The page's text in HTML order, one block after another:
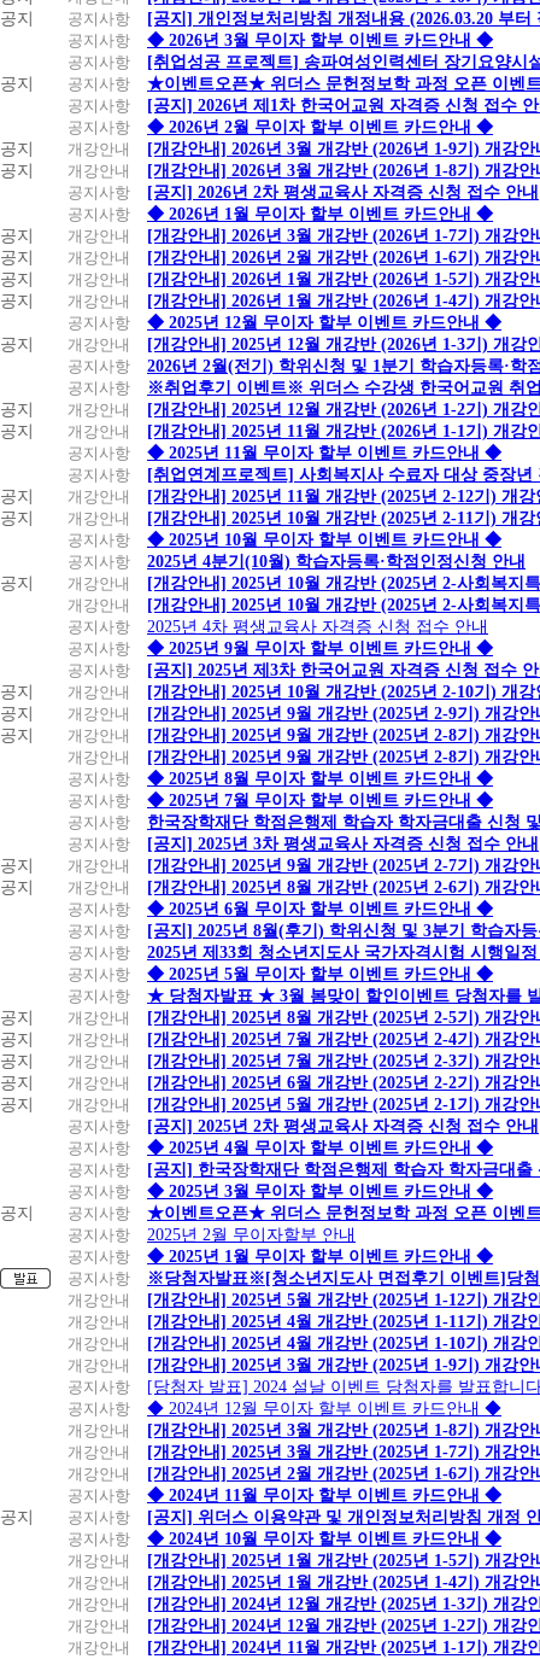
공지
공지사항
[공지] 개인정보처리방침 개정내용 (2026.03.20 부터
공지사항
◆ 2026년 3월 무이자 할부 이벤트 카드안내 ◆
공지사항
[취업성공 프로젝트] 송파여성인력센터 장기요양시
공지
공지사항
★이벤트오픈★ 위더스 문헌정보학 과정 오픈 이벤
공지사항
[공지] 2026년 제1차 한국어교원 자격증 신청 접수
공지사항
◆ 2026년 2월 무이자 할부 이벤트 카드안내 ◆
공지
개강안내
[개강안내] 2026년 3월 개강반 (2026년 1-9기) 개강안
공지
개강안내
[개강안내] 2026년 3월 개강반 (2026년 1-8기) 개강안
공지사항
[공지] 2026년 2차 평생교육사 자격증 신청 접수 안내
공지사항
◆ 2026년 1월 무이자 할부 이벤트 카드안내 ◆
공지
개강안내
[개강안내] 2026년 3월 개강반 (2026년 1-7기) 개강안
공지
개강안내
[개강안내] 2026년 2월 개강반 (2026년 1-6기) 개강안
공지
개강안내
[개강안내] 2026년 1월 개강반 (2026년 1-5기) 개강안
공지
개강안내
[개강안내] 2026년 1월 개강반 (2026년 1-4기) 개강안
공지사항
◆ 2025년 12월 무이자 할부 이벤트 카드안내 ◆
공지
개강안내
[개강안내] 2025년 12월 개강반 (2026년 1-3기) 개강
공지사항
2026년 2월(전기) 학위신청 및 1분기 학습자등록·학
공지사항
※취업후기 이벤트※ 위더스 수강생 한국어교원 취
공지
개강안내
[개강안내] 2025년 12월 개강반 (2026년 1-2기) 개강
공지
개강안내
[개강안내] 2025년 11월 개강반 (2026년 1-1기) 개강
공지사항
◆ 2025년 11월 무이자 할부 이벤트 카드안내 ◆
공지사항
[취업연계프로젝트] 사회복지사 수료자 대상 중장
공지
개강안내
[개강안내] 2025년 11월 개강반 (2025년 2-12기) 개강
공지
개강안내
[개강안내] 2025년 10월 개강반 (2025년 2-11기) 개강
공지사항
◆ 2025년 10월 무이자 할부 이벤트 카드안내 ◆
공지사항
2025년 4분기(10월) 학습자등록·학점인정신청 안내
공지
개강안내
[개강안내] 2025년 10월 개강반 (2025년 2-사회복지
개강안내
[개강안내] 2025년 10월 개강반 (2025년 2-사회복지
공지사항
2025년 4차 평생교육사 자격증 신청 접수 안내
공지사항
◆ 2025년 9월 무이자 할부 이벤트 카드안내 ◆
공지사항
[공지] 2025년 제3차 한국어교원 자격증 신청 접수
공지
개강안내
[개강안내] 2025년 10월 개강반 (2025년 2-10기) 개강
공지
개강안내
[개강안내] 2025년 9월 개강반 (2025년 2-9기) 개강안
공지
개강안내
[개강안내] 2025년 9월 개강반 (2025년 2-8기) 개강안
개강안내
[개강안내] 2025년 9월 개강반 (2025년 2-8기) 개강안
공지사항
◆ 2025년 8월 무이자 할부 이벤트 카드안내 ◆
공지사항
◆ 2025년 7월 무이자 할부 이벤트 카드안내 ◆
공지사항
한국장학재단 학점은행제 학습자 학자금대출 신청
공지사항
[공지] 2025년 3차 평생교육사 자격증 신청 접수 안내
공지
개강안내
[개강안내] 2025년 9월 개강반 (2025년 2-7기) 개강안
공지
개강안내
[개강안내] 2025년 8월 개강반 (2025년 2-6기) 개강안
공지사항
◆ 2025년 6월 무이자 할부 이벤트 카드안내 ◆
공지사항
[공지] 2025년 8월(후기) 학위신청 및 3분기 학습자
공지사항
2025년 제33회 청소년지도사 국가자격시험 시행일
공지사항
◆ 2025년 5월 무이자 할부 이벤트 카드안내 ◆
공지사항
★ 당첨자발표 ★ 3월 봄맞이 할인이벤트 당첨자를
공지
개강안내
[개강안내] 2025년 8월 개강반 (2025년 2-5기) 개강안
공지
개강안내
[개강안내] 2025년 7월 개강반 (2025년 2-4기) 개강안
공지
개강안내
[개강안내] 2025년 7월 개강반 (2025년 2-3기) 개강안
공지
개강안내
[개강안내] 2025년 6월 개강반 (2025년 2-2기) 개강안
공지
개강안내
[개강안내] 2025년 5월 개강반 (2025년 2-1기) 개강안
공지사항
[공지] 2025년 2차 평생교육사 자격증 신청 접수 안내
공지사항
◆ 2025년 4월 무이자 할부 이벤트 카드안내 ◆
공지사항
[공지] 한국장학재단 학점은행제 학습자 학자금대출
공지사항
◆ 2025년 3월 무이자 할부 이벤트 카드안내 ◆
공지
공지사항
★이벤트오픈★ 위더스 문헌정보학 과정 오픈 이벤
공지사항
2025년 2월 무이자할부 안내
공지사항
◆ 2025년 1월 무이자 할부 이벤트 카드안내 ◆
공지사항
※당첨자발표※[청소년지도사 면접후기 이벤트]당
개강안내
[개강안내] 2025년 5월 개강반 (2025년 1-12기) 개강
개강안내
[개강안내] 2025년 4월 개강반 (2025년 1-11기) 개강
개강안내
[개강안내] 2025년 4월 개강반 (2025년 1-10기) 개강
개강안내
[개강안내] 2025년 3월 개강반 (2025년 1-9기) 개강안
공지사항
[당첨자 발표] 2024 설날 이벤트 당첨자를 발표합니
공지사항
◆ 2024년 12월 무이자 할부 이벤트 카드안내 ◆
개강안내
[개강안내] 2025년 3월 개강반 (2025년 1-8기) 개강안
개강안내
[개강안내] 2025년 3월 개강반 (2025년 1-7기) 개강안
개강안내
[개강안내] 2025년 2월 개강반 (2025년 1-6기) 개강안
공지사항
◆ 2024년 11월 무이자 할부 이벤트 카드안내 ◆
공지
공지사항
[공지] 위더스 이용약관 및 개인정보처리방침 개정
공지사항
◆ 2024년 10월 무이자 할부 이벤트 카드안내 ◆
개강안내
[개강안내] 2025년 1월 개강반 (2025년 1-5기) 개강안
개강안내
[개강안내] 2025년 1월 개강반 (2025년 1-4기) 개강안
개강안내
[개강안내] 2024년 12월 개강반 (2025년 1-3기) 개강
개강안내
[개강안내] 2024년 12월 개강반 (2025년 1-2기) 개강
개강안내
[개강안내] 2024년 11월 개강반 (2025년 1-1기) 개강